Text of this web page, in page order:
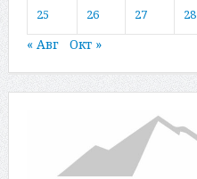
25 26 27 28
« Авг Окт »